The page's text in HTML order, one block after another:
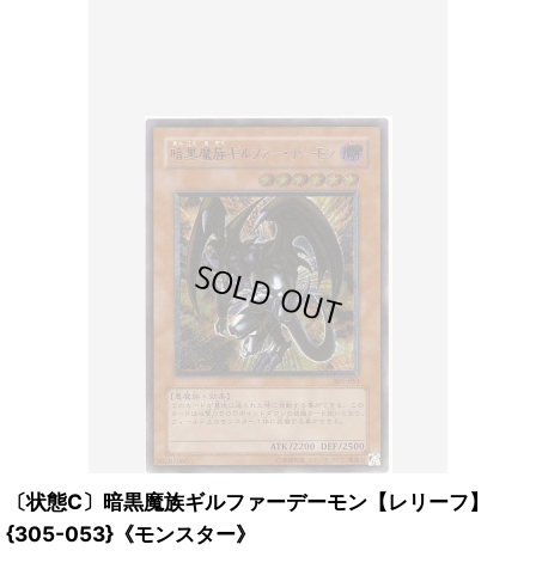
〔状態C〕暗黒魔族ギルファーデーモン【レリーフ】
{305-053}《モンスター》